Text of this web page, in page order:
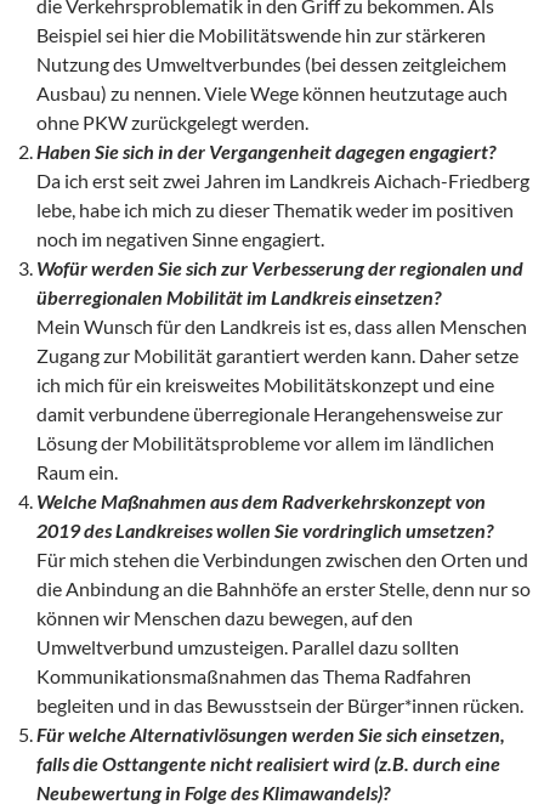
die Verkehrsproblematik in den Griff zu bekommen. Als
Beispiel sei hier die Mobilitätswende hin zur stärkeren
Nutzung des Umweltverbundes (bei dessen zeitgleichem
Ausbau) zu nennen. Viele Wege können heutzutage auch
ohne PKW zurückgelegt werden.
Haben Sie sich in der Vergangenheit dagegen engagiert?
Da ich erst seit zwei Jahren im Landkreis Aichach-Friedberg
lebe, habe ich mich zu dieser Thematik weder im positiven
noch im negativen Sinne engagiert.
Wofür werden Sie sich zur Verbesserung der regionalen und
überregionalen Mobilität im Landkreis einsetzen?
Mein Wunsch für den Landkreis ist es, dass allen Menschen
Zugang zur Mobilität garantiert werden kann. Daher setze
ich mich für ein kreisweites Mobilitätskonzept und eine
damit verbundene überregionale Herangehensweise zur
Lösung der Mobilitätsprobleme vor allem im ländlichen
Raum ein.
Welche Maßnahmen aus dem Radverkehrskonzept von
2019 des Landkreises wollen Sie vordringlich umsetzen?
Für mich stehen die Verbindungen zwischen den Orten und
die Anbindung an die Bahnhöfe an erster Stelle, denn nur so
können wir Menschen dazu bewegen, auf den
Umweltverbund umzusteigen. Parallel dazu sollten
Kommunikationsmaßnahmen das Thema Radfahren
begleiten und in das Bewusstsein der Bürger*innen rücken.
Für welche Alternativlösungen werden Sie sich einsetzen,
falls die Osttangente nicht realisiert wird (z.B. durch eine
Neubewertung in Folge des Klimawandels)?